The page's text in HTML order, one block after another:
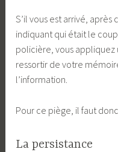
S’il vous est arrivé,
indiquant qui était le
policière, vous appliquez
ressortir de votre
l’information.
Pour ce piège, il faut
La persistance